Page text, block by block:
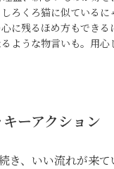
ろくろ猫に似ている
に残るほめ方もでき
ような物言いも。用心
ーアクション
き、いい流れが来